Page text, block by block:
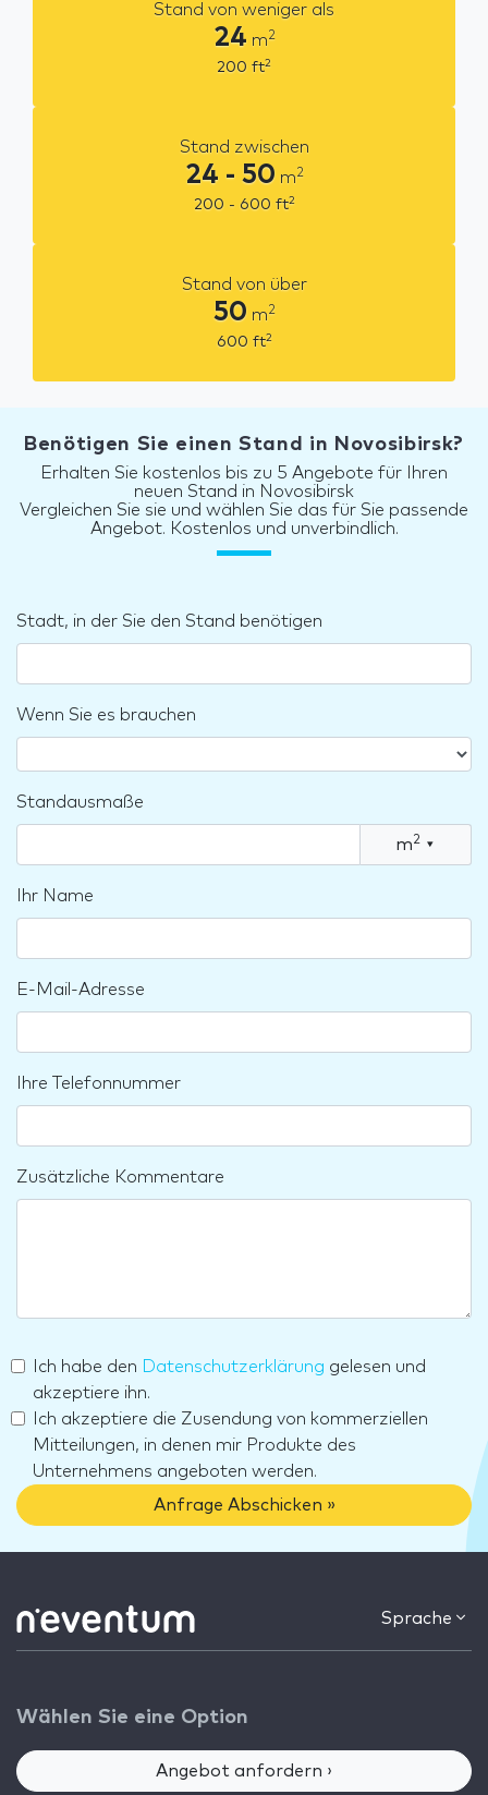
Stand von weniger als
24 m2
200 ft2
Stand zwischen
24 - 50 m2
200 - 600 ft2
Stand von über
50 m2
600 ft2
Benötigen Sie einen Stand in Novosibirsk?
Erhalten Sie kostenlos bis zu 5 Angebote für Ihren
neuen Stand in Novosibirsk
Vergleichen Sie sie und wählen Sie das für Sie passende
Angebot. Kostenlos und unverbindlich.
Stadt, in der Sie den Stand benötigen
Wenn Sie es brauchen
Standausmaße
m2 ▾
Ihr Name
E-Mail-Adresse
Ihre Telefonnummer
Zusätzliche Kommentare
Ich habe den Datenschutzerklärung gelesen und
akzeptiere ihn.
Ich akzeptiere die Zusendung von kommerziellen
Mitteilungen, in denen mir Produkte des
Unternehmens angeboten werden.
Anfrage Abschicken »
Sprache
Wählen Sie eine Option
Angebot anfordern ›